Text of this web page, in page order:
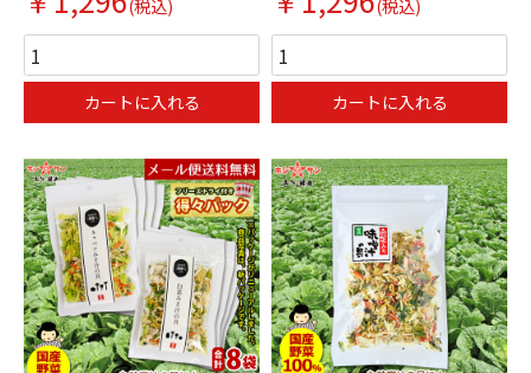
(税込)
カートに入れる
(税込)
カートに入れる